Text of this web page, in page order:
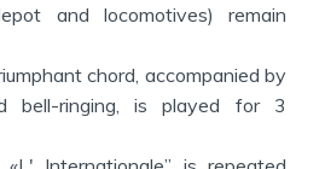
and locomotives) remain
chord, accompanied by
bell-ringing, is played for 3